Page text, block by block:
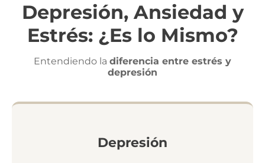
Depresión, Ansiedad y
Estrés: ¿Es lo Mismo?
Entendiendo la diferencia entre estrés y
depresión
Depresión